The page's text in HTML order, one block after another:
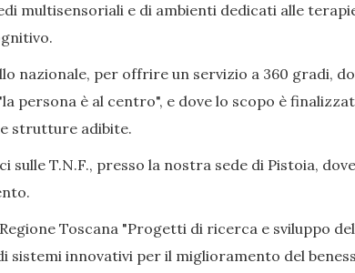
multisensoriali e di ambienti dedicati alle
nazionale, per offrire un servizio a 360 gradi,
persona è al centro", e dove lo scopo è
strutture adibite.
T.N.F., presso la nostra sede di Pistoia,
Toscana "Progetti di ricerca e sviluppo
innovativi per il miglioramento del